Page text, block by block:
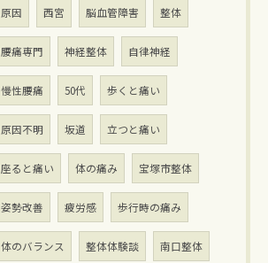
原因 西宮 脳血管障害 整体
腰痛専門 神経整体 自律神経
慢性腰痛 50代 歩くと痛い
原因不明 坂道 立つと痛い
座ると痛い 体の痛み 宝塚市整体
姿勢改善 疲労感 歩行時の痛み
体のバランス 整体体験談 南口整体